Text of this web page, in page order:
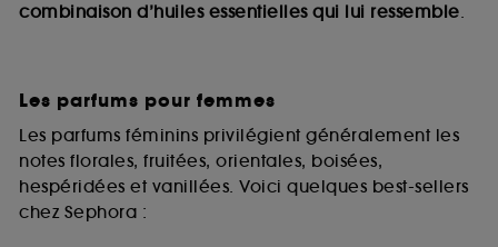
combinaison d’huiles essentielles qui lui ressemble.
Les parfums pour femmes
Les parfums féminins privilégient généralement les
notes florales, fruitées, orientales, boisées,
hespéridées et vanillées. Voici quelques best-sellers
chez Sephora :